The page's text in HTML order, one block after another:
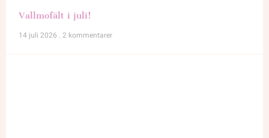
Vallmofält i juli!
14 juli 2026 2 kommentarer